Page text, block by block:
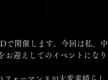
で開催します。今回は私、中
お迎えしてのイベントになり